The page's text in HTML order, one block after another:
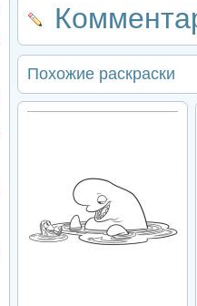
Похожие раскраски